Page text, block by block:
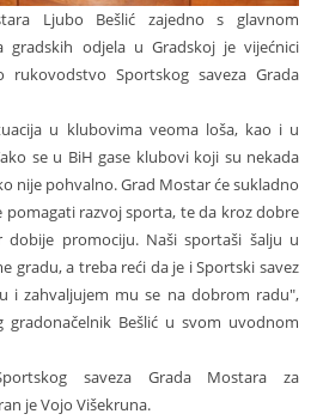
Ljubo Bešlić zajedno s glavnom
gradskih odjela u Gradskoj je vijećnici
Sportskog saveza Grada
u klubovima veoma loša, kao i u
se u BiH gase klubovi koji su nekada
nije pohvalno. Grad Mostar će sukladno
razvoj sporta, te da kroz dobre
promociju. Naši sportaši šalju u
gradu, a treba reći da je i Sportski savez
i zahvaljujem mu se na dobrom radu",
gradonačelnik Bešlić u svom uvodnom
saveza Grada Mostara za
je Vojo Višekruna.